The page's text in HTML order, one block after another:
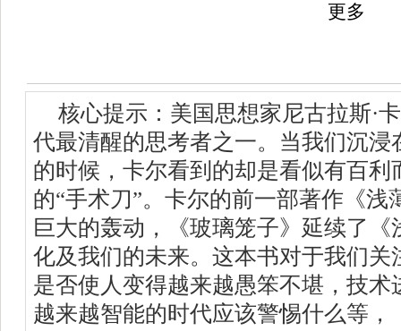
更多
核心提示：美国思想家尼古拉斯·
代最清醒的思考者之一。当我们沉
的时候，卡尔看到的却是看似有百
的“手术刀”。卡尔的前一部著作《浅
巨大的轰动，《玻璃笼子》延续了
化及我们的未来。这本书对于我们
是否使人变得越来越愚笨不堪，技
越来越智能的时代应该警惕什么等，